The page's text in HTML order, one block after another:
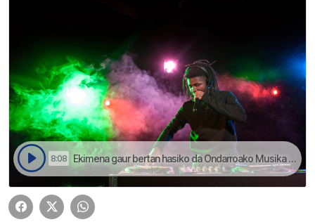
8:08 Ekimena gaur bertan hasiko da Ondarroako Musika Plazan | Aupa Bizkaia